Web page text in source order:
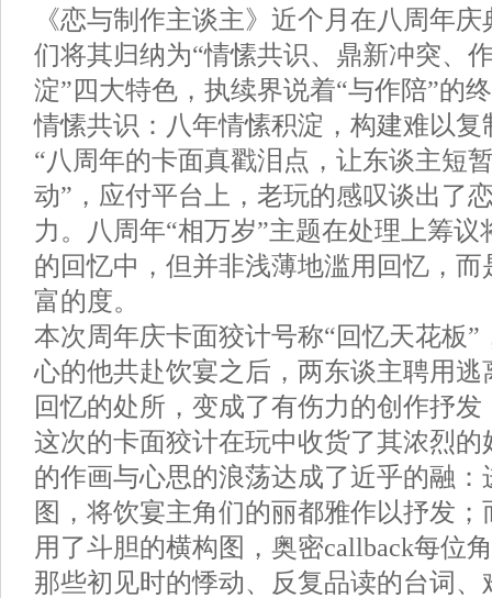
《恋与制作主谈主》近个月在八周年
们将其归纳为“情愫共识、鼎新冲突、
淀”四大特色，执续界说着“与作陪”的
情愫共识：八年情愫积淀，构建难以复
“八周年的卡面真戳泪点，让东谈主短
动”，应付平台上，老玩的感叹谈出了
力。八周年“相万岁”主题在处理上筹
的回忆中，但并非浅薄地滥用回忆，而
富的度。
本次周年庆卡面狡计号称“回忆天花板
心的他共赴饮宴之后，两东谈主聘用
回忆的处所，变成了有伤力的创作抒发
这次的卡面狡计在玩中收货了其浓烈
的作画与心思的浪荡达成了近乎的融
图，将饮宴主角们的丽都雅作以抒发
用了斗胆的横构图，奥密callback每位
那些初见时的悸动、反复品读的台词